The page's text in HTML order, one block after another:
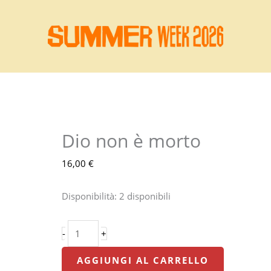
Dio non è morto
16,00 €
Disponibilità: 2 disponibili
-
Dio
è
quantità
+
AGGIUNGI AL CARRELLO